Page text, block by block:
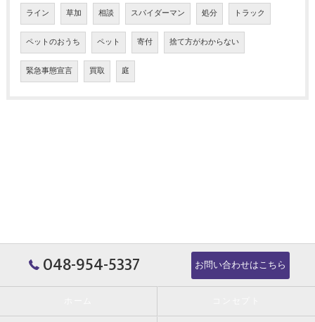
ライン 草加 相談 スパイダーマン 処分 トラック
ペットのおうち ペット 寄付 捨て方がわからない
緊急事態宣言 買取 庭
048-954-5337 お問い合わせはこちら